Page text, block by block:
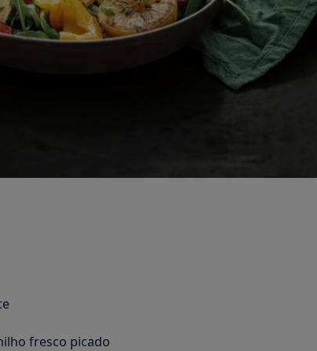
fresco picado